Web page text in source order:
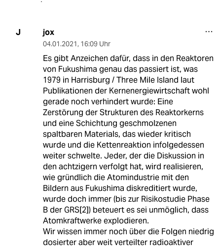
J jox
04.01.2021, 16:09 Uhr
Es gibt Anzeichen dafür, dass in den Reaktoren
von Fukushima genau das passiert ist, was
1979 in Harrisburg / Three Mile Island laut
Publikationen der Kernenergiewirtschaft wohl
gerade noch verhindert wurde: Eine
Zerstörung der Strukturen des Reaktorkerns
und eine Schichtung geschmolzenen
spaltbaren Materials, das wieder kritisch
wurde und die Kettenreaktion infolgedessen
weiter schwelte. Jeder, der die Diskussion in
den achtzigern verfolgt hat, wird realisieren,
wie gründlich die Atomindustrie mit den
Bildern aus Fukushima diskreditiert wurde,
wurde doch immer (bis zur Risikostudie Phase
B der GRS[2]) beteuert es sei unmöglich, dass
Atomkraftwerke explodieren.
Wir wissen immer noch über die Folgen niedrig
dosierter aber weit verteilter radioaktiver